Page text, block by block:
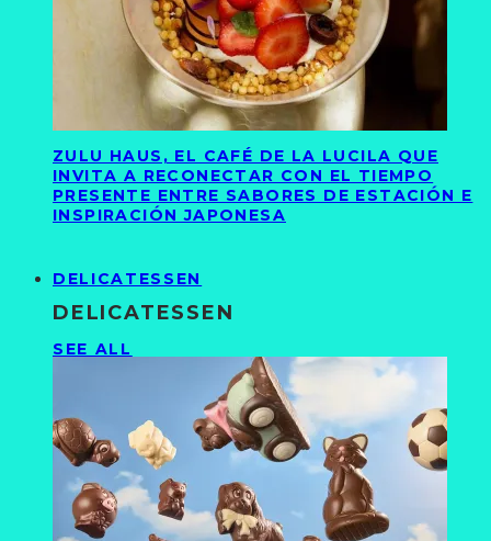
ZULU HAUS, EL CAFÉ DE LA LUCILA QUE
INVITA A RECONECTAR CON EL TIEMPO
PRESENTE ENTRE SABORES DE ESTACIÓN E
INSPIRACIÓN JAPONESA
DELICATESSEN
DELICATESSEN
SEE ALL